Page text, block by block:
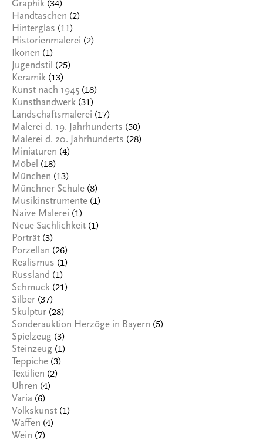
Graphik (34)
Handtaschen (2)
Hinterglas (11)
Historienmalerei (2)
Ikonen (1)
Jugendstil (25)
Keramik (13)
Kunst nach 1945 (18)
Kunsthandwerk (31)
Landschaftsmalerei (17)
Malerei d. 19. Jahrhunderts (50)
Malerei d. 20. Jahrhunderts (28)
Miniaturen (4)
Möbel (18)
München (13)
Münchner Schule (8)
Musikinstrumente (1)
Naive Malerei (1)
Neue Sachlichkeit (1)
Porträt (3)
Porzellan (26)
Realismus (1)
Russland (1)
Schmuck (21)
Silber (37)
Skulptur (28)
Sonderauktion Herzöge in Bayern (5)
Spielzeug (3)
Steinzeug (1)
Teppiche (3)
Textilien (2)
Uhren (4)
Varia (6)
Volkskunst (1)
Waffen (4)
Wein (7)